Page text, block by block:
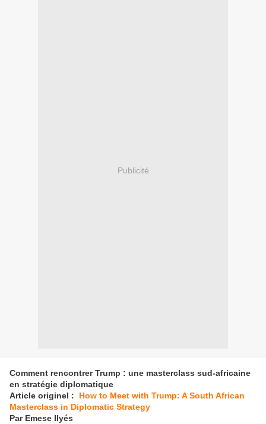
Publicité
Comment rencontrer Trump : une masterclass sud-africaine
en stratégie diplomatique
Article originel : How to Meet with Trump: A South African
Masterclass in Diplomatic Strategy
Par Emese Ilyés